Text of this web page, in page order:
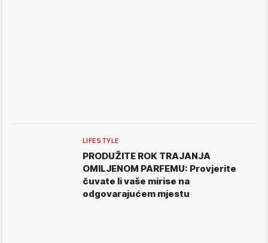
LIFESTYLE
PRODUŽITE ROK TRAJANJA
OMILJENOM PARFEMU: Provjerite
čuvate li vaše mirise na
odgovarajućem mjestu